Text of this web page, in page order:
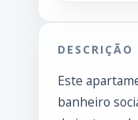
DESCRIÇÃO
Este
banheiro